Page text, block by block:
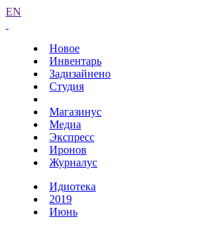
EN
Новое
Инвентарь
Задизайнено
Студия
Магазинус
Медиа
Экспресс
Иронов
Журналус
Идиотека
2019
Июнь